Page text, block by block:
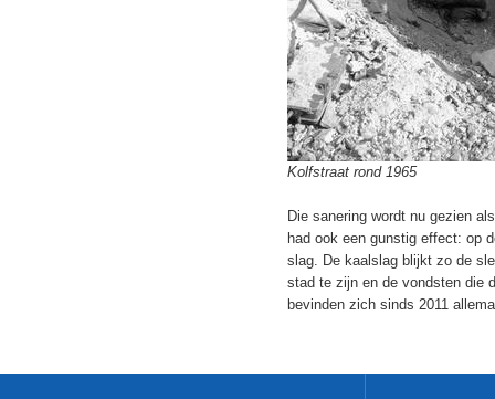
Kolfstraat rond 1965
Die sanering wordt nu gezien
had ook een gunstig effect: op
slag. De kaalslag blijkt zo de
stad te zijn en de vondsten die
bevinden zich sinds 2011